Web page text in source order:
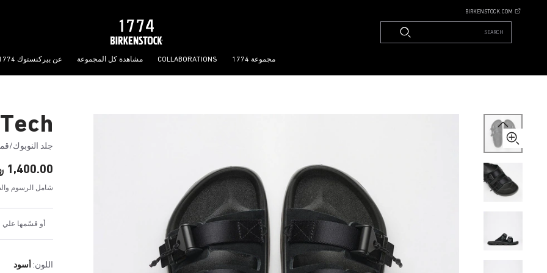
BIRKENSTOCK.COM
SEARCH
مجموعة 1774 COLLABORATIONS مشاهدة كل المجموعة عن بيركنستوك 1774
جلد النوبوك/
1,400.00 ﷼
شامل الرسوم
أو قسّمها علي 4 دفعات شهرية بقيمة 350.00 ﷼
اللون: أسود